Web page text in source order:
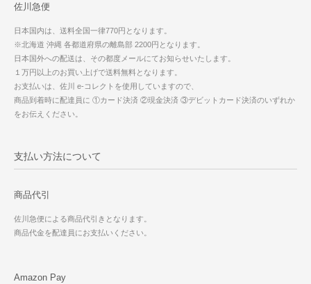
佐川急便
日本国内は、送料全国一律770円となります。
※北海道 沖縄 各都道府県の離島部 2200円となります。
日本国外への配送は、その都度メールにてお知らせいたします。
１万円以上のお買い上げで送料無料となります。
お支払いは、佐川 e-コレクトを使用していますので、
商品到着時に配達員に ①カード決済 ②現金決済 ③デビットカード決済のいずれか
をお伝えください。
支払い方法について
商品代引
佐川急便による商品代引きとなります。
商品代金を配達員にお支払いください。
Amazon Pay